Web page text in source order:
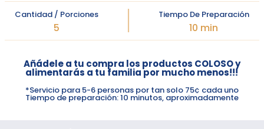
Cantidad / Porciones
5
Tiempo De Preparación
10 min
Añádele a tu compra los productos COLOSO y
alimentarás a tu familia por mucho menos!!!
*Servicio para 5-6 personas por tan solo 75¢ cada uno
Tiempo de preparación: 10 minutos, aproximadamente